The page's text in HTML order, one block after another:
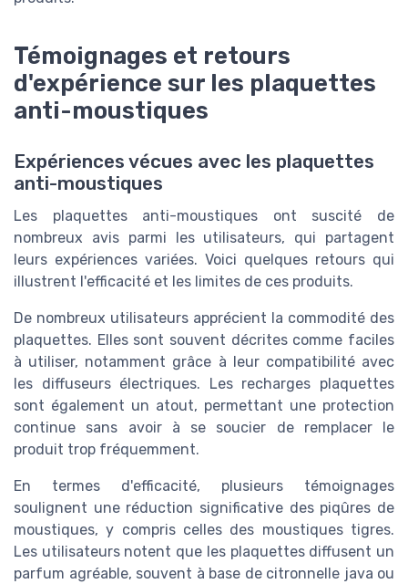
Témoignages et retours
d'expérience sur les plaquettes
anti-moustiques
Expériences vécues avec les plaquettes
anti-moustiques
Les plaquettes anti-moustiques ont suscité de
nombreux avis parmi les utilisateurs, qui partagent
leurs expériences variées. Voici quelques retours qui
illustrent l'efficacité et les limites de ces produits.
De nombreux utilisateurs apprécient la commodité des
plaquettes. Elles sont souvent décrites comme faciles
à utiliser, notamment grâce à leur compatibilité avec
les diffuseurs électriques. Les recharges plaquettes
sont également un atout, permettant une protection
continue sans avoir à se soucier de remplacer le
produit trop fréquemment.
En termes d'efficacité, plusieurs témoignages
soulignent une réduction significative des piqûres de
moustiques, y compris celles des moustiques tigres.
Les utilisateurs notent que les plaquettes diffusent un
parfum agréable, souvent à base de citronnelle java ou